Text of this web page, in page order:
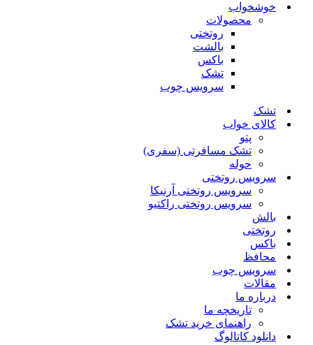
خوشخواب
محصولات
روتختی
بالشت
باکس
تشک
سرویس چوب
تشک
کالای خواب
پتو
تشک مسافرتی (سفری)
حوله
سرویس روتختی
سرویس روتختی آرنیکا
سرویس روتختی راکتیو
بالش
روتختی
باکس
محافظ
سرویس چوب
مقالات
درباره ما
تاریخچه ما
راهنمای خرید تشک
دانلود کاتالوگ